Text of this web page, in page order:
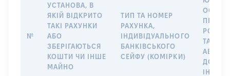
№
УСТАНОВА, В
ЯКІЙ ВІДКРИТО
ТАКІ РАХУНКИ
АБО
ЗБЕРІГАЮТЬСЯ
КОШТИ ЧИ ІНШЕ
МАЙНО
ТИП ТА НОМЕР
РАХУНКА,
ІНДИВІДУАЛЬНОГО
БАНКІВСЬКОГО
СЕЙФУ (КОМІРКИ)
ПРАВО
ТАКИМ
АБО
ДО